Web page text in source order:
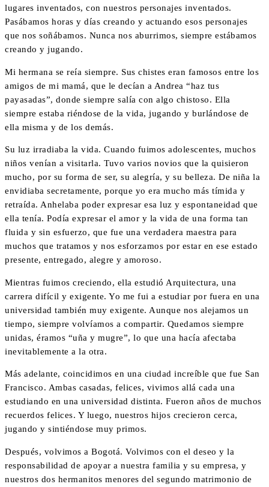
lugares inventados, con nuestros personajes inventados.
Pasábamos horas y días creando y actuando esos personajes
que nos soñábamos. Nunca nos aburrimos, siempre estábamos
creando y jugando.
Mi hermana se reía siempre. Sus chistes eran famosos entre los
amigos de mi mamá, que le decían a Andrea “haz tus
payasadas”, donde siempre salía con algo chistoso. Ella
siempre estaba riéndose de la vida, jugando y burlándose de
ella misma y de los demás.
Su luz irradiaba la vida. Cuando fuimos adolescentes, muchos
niños venían a visitarla. Tuvo varios novios que la quisieron
mucho, por su forma de ser, su alegría, y su belleza. De niña la
envidiaba secretamente, porque yo era mucho más tímida y
retraída. Anhelaba poder expresar esa luz y espontaneidad que
ella tenía. Podía expresar el amor y la vida de una forma tan
fluida y sin esfuerzo, que fue una verdadera maestra para
muchos que tratamos y nos esforzamos por estar en ese estado
presente, entregado, alegre y amoroso.
Mientras fuimos creciendo, ella estudió Arquitectura, una
carrera difícil y exigente. Yo me fui a estudiar por fuera en una
universidad también muy exigente. Aunque nos alejamos un
tiempo, siempre volvíamos a compartir. Quedamos siempre
unidas, éramos “uña y mugre”, lo que una hacía afectaba
inevitablemente a la otra.
Más adelante, coincidimos en una ciudad increíble que fue San
Francisco. Ambas casadas, felices, vivimos allá cada una
estudiando en una universidad distinta. Fueron años de muchos
recuerdos felices. Y luego, nuestros hijos crecieron cerca,
jugando y sintiéndose muy primos.
Después, volvimos a Bogotá. Volvimos con el deseo y la
responsabilidad de apoyar a nuestra familia y su empresa, y
nuestros dos hermanitos menores del segundo matrimonio de